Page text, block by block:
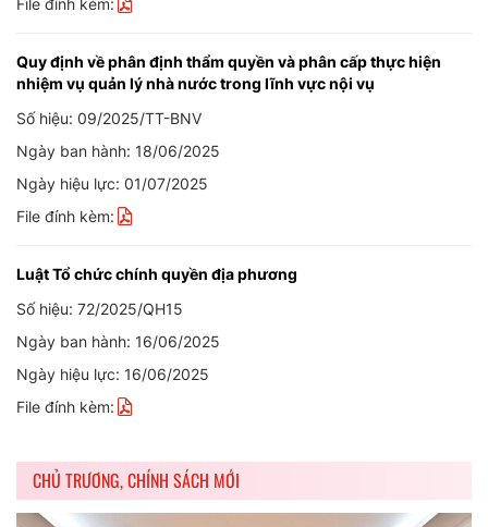
File đính kèm:
Quy định về phân định thẩm quyền và phân cấp thực hiện
nhiệm vụ quản lý nhà nước trong lĩnh vực nội vụ
Số hiệu: 09/2025/TT-BNV
Ngày ban hành: 18/06/2025
Ngày hiệu lực: 01/07/2025
File đính kèm:
Luật Tổ chức chính quyền địa phương
Số hiệu: 72/2025/QH15
Ngày ban hành: 16/06/2025
Ngày hiệu lực: 16/06/2025
File đính kèm:
CHỦ TRƯƠNG, CHÍNH SÁCH MỚI